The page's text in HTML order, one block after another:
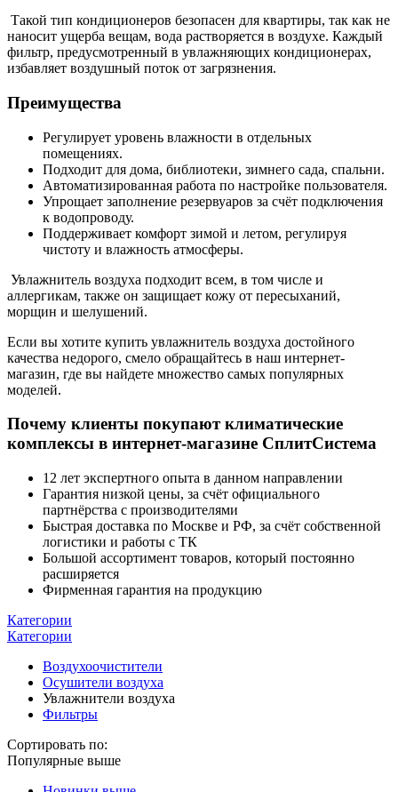
Такой тип кондиционеров безопасен для квартиры, так как не
наносит ущерба вещам, вода растворяется в воздухе. Каждый
фильтр, предусмотренный в увлажняющих кондиционерах,
избавляет воздушный поток от загрязнения.
Преимущества
Регулирует уровень влажности в отдельных
помещениях.
Подходит для дома, библиотеки, зимнего сада, спальни.
Автоматизированная работа по настройке пользователя.
Упрощает заполнение резервуаров за счёт подключения
к водопроводу.
Поддерживает комфорт зимой и летом, регулируя
чистоту и влажность атмосферы.
Увлажнитель воздуха подходит всем, в том числе и
аллергикам, также он защищает кожу от пересыханий,
морщин и шелушений.
Если вы хотите купить увлажнитель воздуха достойного
качества недорого, смело обращайтесь в наш интернет-
магазин, где вы найдете множество самых популярных
моделей.
Почему клиенты покупают климатические
комплексы в интернет-магазине СплитСистема
12 лет экспертного опыта в данном направлении
Гарантия низкой цены, за счёт официального
партнёрства с производителями
Быстрая доставка по Москве и РФ, за счёт собственной
логистики и работы с ТК
Большой ассортимент товаров, который постоянно
расширяется
Фирменная гарантия на продукцию
Категории
Категории
Воздухоочистители
Осушители воздуха
Увлажнители воздуха
Фильтры
Сортировать по:
Популярные выше